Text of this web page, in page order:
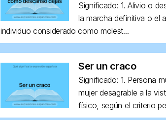
Significado: 1. Alivio o
la marcha definitiva o el
individuo considerado como molest...
Ser un craco
Significado: 1. Persona
mujer desagrable a la
físico, según el criterio